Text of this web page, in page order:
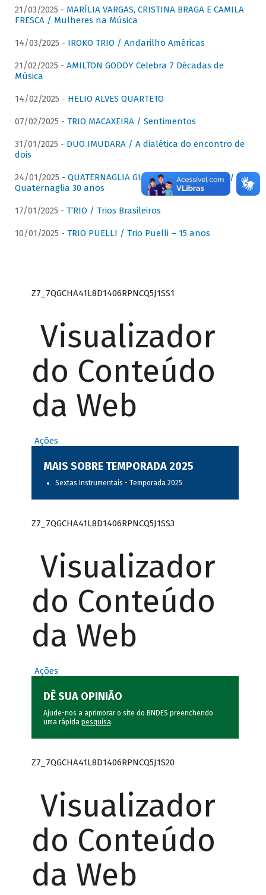
21/03/2025 - MARÍLIA VARGAS, CRISTINA BRAGA E CAMILA
FRESCA / Mulheres na Música
14/03/2025 - IROKO TRIO / Andarilho Américas
21/02/2025 - AMILTON GODOY Celebra 7 Décadas de
Música
14/02/2025 - HELIO ALVES QUARTETO
07/02/2025 - TRIO MACAXEIRA / Sentimentos
31/01/2025 - DUO IMUDARA / A dialética do encontro de
dois
24/01/2025 - QUATERNAGLIA GUITAR QUARTET (QGQ) /
Quaternaglia 30 anos
17/01/2025 - T’RIO / Trios Brasileiros
10/01/2025 - TRIO PUELLI / Trio Puelli – 15 anos
Z7_7QGCHA41L8D1406RPNCQ5J1SS1
Visualizador
do Conteúdo
da Web
Ações
MAIS SOBRE TEMPORADA 2025
Sextas Instrumentais - Temporada 2025
Z7_7QGCHA41L8D1406RPNCQ5J1SS3
Visualizador
do Conteúdo
da Web
Ações
DÊ SUA OPINIÃO
Ajude-nos a aprimorar o site do BNDES preenchendo
uma rápida pesquisa.
Z7_7QGCHA41L8D1406RPNCQ5J1S20
Visualizador
do Conteúdo
da Web